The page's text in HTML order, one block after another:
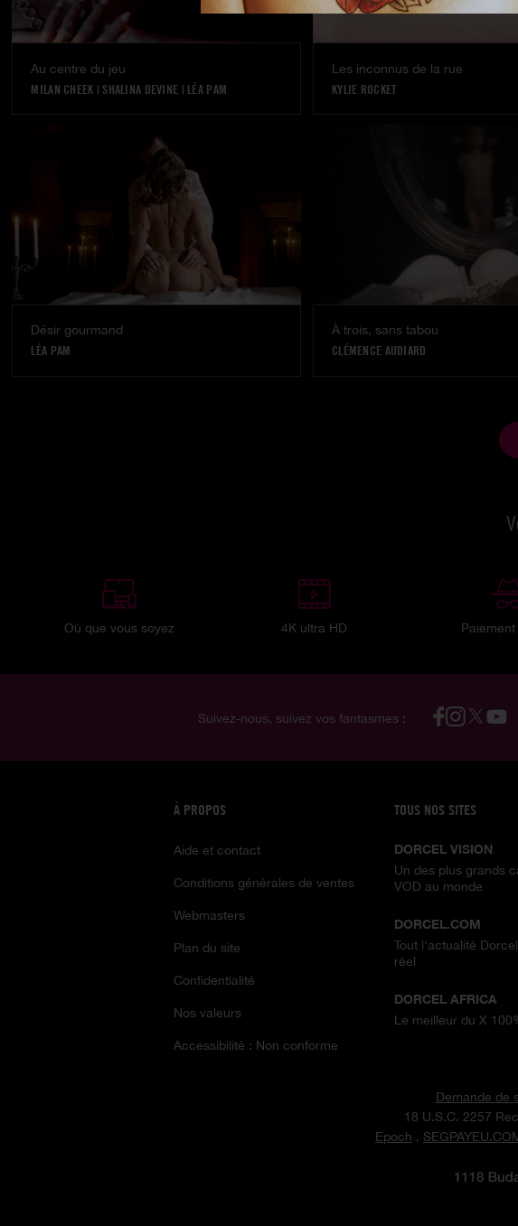
Au centre du jeu
MILAN CHEEK | SHALINA DEVINE | LÉA PAM
Les inconnus de la rue
KYLIE ROCKET
Désir gourmand
LÉA PAM
À trois, sans tabou
CLÉMENCE AUDIARD
Où que vous soyez 4K ultra HD
Suivez-nous, suivez vos fantasmes :
À PROPOS
Aide et contact
Conditions générales de ventes
Webmasters
Plan du site
Confidentialité
Nos valeurs
Accessibilité : Non conforme
TOUS NOS SITES
DORCEL VISION
Un des plus grands
VOD au monde
DORCEL.COM
Tout l'actualité
réel
DORCEL AFRICA
Le meilleur du X
Demande de
18 U.S.C. 2257
Epoch ,